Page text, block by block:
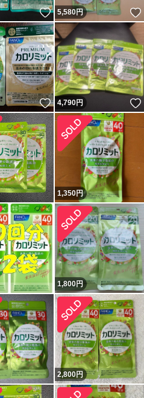
いいね！
5,580円
いいね！
4,790円
1,350円
1,800円
2,800円